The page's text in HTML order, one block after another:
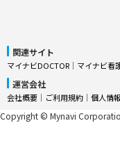
関連サイト
マイナビDOCTOR │ マイナビ看
運営会社
会社概要 │ ご利用規約 │ 個人情
Copyright © Mynavi